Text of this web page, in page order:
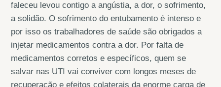
faleceu levou contigo a angústia, a dor, o sofrimento,
a solidão. O sofrimento do entubamento é intenso e
por isso os trabalhadores de saúde são obrigados a
injetar medicamentos contra a dor. Por falta de
medicamentos corretos e específicos, quem se
salvar nas UTI vai conviver com longos meses de
recuperação e efeitos colaterais da enorme carga de